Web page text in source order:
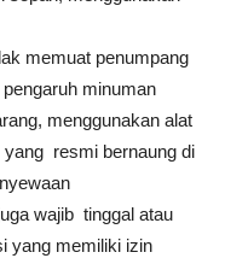
memuat penumpang
minuman
menggunakan alat
yang resmi bernaung di
wajib tinggal atau
yang memiliki izin